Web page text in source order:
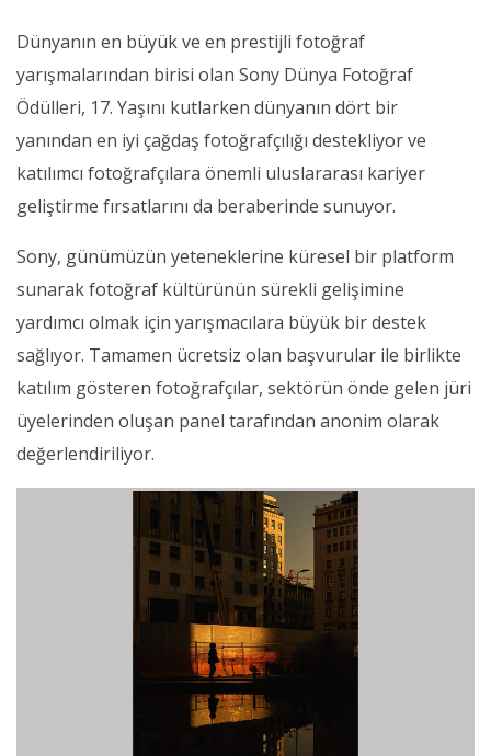
Dünyanın en büyük ve en prestijli fotoğraf
yarışmalarından birisi olan Sony Dünya Fotoğraf
Ödülleri, 17. Yaşını kutlarken dünyanın dört bir
yanından en iyi çağdaş fotoğrafçılığı destekliyor ve
katılımcı fotoğrafçılara önemli uluslararası kariyer
geliştirme fırsatlarını da beraberinde sunuyor.
Sony, günümüzün yeteneklerine küresel bir platform
sunarak fotoğraf kültürünün sürekli gelişimine
yardımcı olmak için yarışmacılara büyük bir destek
sağlıyor. Tamamen ücretsiz olan başvurular ile birlikte
katılım gösteren fotoğrafçılar, sektörün önde gelen jüri
üyelerinden oluşan panel tarafından anonim olarak
değerlendiriliyor.